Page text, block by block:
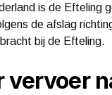
is de Efteling
de afslag
bij de Efteling.
vervoer